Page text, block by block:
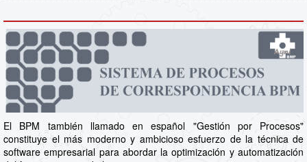
El BPM también llamado en español "Gestión por Procesos"
constituye el más moderno y ambicioso esfuerzo de la técnica de
software empresarial para abordar la optimización y automatización